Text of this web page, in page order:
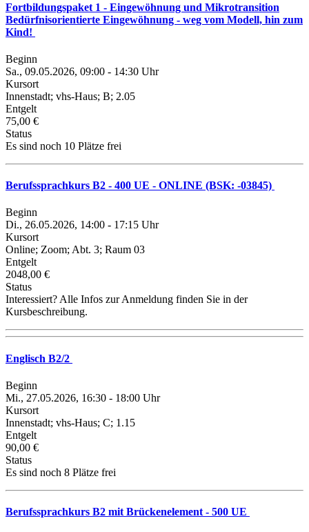
Fortbildungspaket 1 - Eingewöhnung und Mikrotransition
Bedürfnisorientierte Eingewöhnung - weg vom Modell, hin zum
Kind!
Beginn
Sa., 09.05.2026, 09:00 - 14:30 Uhr
Kursort
Innenstadt; vhs-Haus; B; 2.05
Entgelt
75,00 €
Status
Es sind noch 10 Plätze frei
Berufssprachkurs B2 - 400 UE - ONLINE (BSK: -03845)
Beginn
Di., 26.05.2026, 14:00 - 17:15 Uhr
Kursort
Online; Zoom; Abt. 3; Raum 03
Entgelt
2048,00 €
Status
Interessiert? Alle Infos zur Anmeldung finden Sie in der
Kursbeschreibung.
Englisch B2/2
Beginn
Mi., 27.05.2026, 16:30 - 18:00 Uhr
Kursort
Innenstadt; vhs-Haus; C; 1.15
Entgelt
90,00 €
Status
Es sind noch 8 Plätze frei
Berufssprachkurs B2 mit Brückenelement - 500 UE